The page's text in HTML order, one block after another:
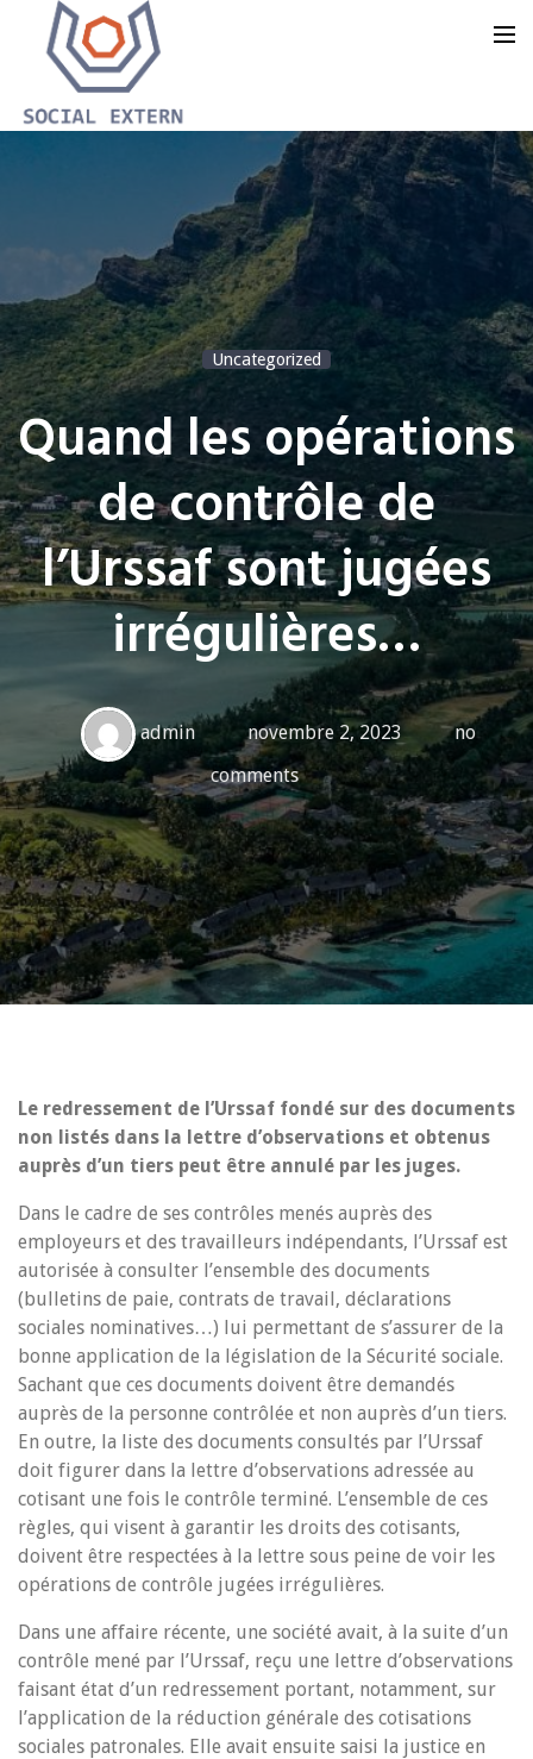
Notre groupe
Notre blog
Nous contacter
Uncategorized
Quand les opérations
de contrôle de
l’Urssaf sont jugées
irrégulières…
admin novembre 2, 2023
no
comments
Le redressement de l’Urssaf fondé sur des documents
non listés dans la lettre d’observations et obtenus
auprès d’un tiers peut être annulé par les juges.
Dans le cadre de ses contrôles menés auprès des
employeurs et des travailleurs indépendants, l’Urssaf est
autorisée à consulter l’ensemble des documents
(bulletins de paie, contrats de travail, déclarations
sociales nominatives…) lui permettant de s’assurer de la
bonne application de la législation de la Sécurité sociale.
Sachant que ces documents doivent être demandés
auprès de la personne contrôlée et non auprès d’un tiers.
En outre, la liste des documents consultés par l’Urssaf
doit figurer dans la lettre d’observations adressée au
cotisant une fois le contrôle terminé. L’ensemble de ces
règles, qui visent à garantir les droits des cotisants,
doivent être respectées à la lettre sous peine de voir les
opérations de contrôle jugées irrégulières.
Dans une affaire récente, une société avait, à la suite d’un
contrôle mené par l’Urssaf, reçu une lettre d’observations
faisant état d’un redressement portant, notamment, sur
l’application de la réduction générale des cotisations
sociales patronales. Elle avait ensuite saisi la justice en